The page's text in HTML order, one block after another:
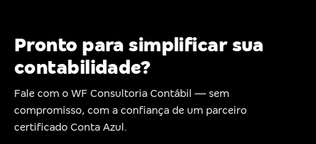
Pronto para simplificar sua
contabilidade?
Fale com o WF Consultoria Contábil — sem
compromisso, com a confiança de um parceiro
certificado Conta Azul.